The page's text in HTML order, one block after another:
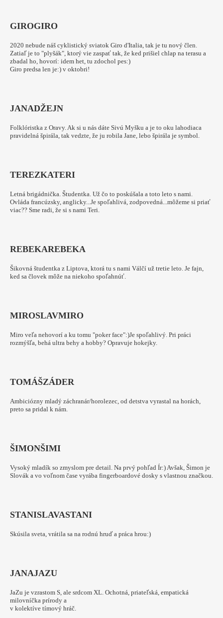
GIROGIRO
2020 nebude náš cyklistický sviatok Giro d'Italia, tak je tu nový člen.
Zatiaľ je to "plyšák", ktorý vie zaspať tak, že ked prišiel chlap na terasu a
zbadal ho, hovorí: idem het, tu zdochol pes:)
Giro predsa len je:) v oktobri!
JANADŽEJN
Folklóristka z Oravy. Ak si u nás dáte Sivú Myšku a je to oku lahodiaca
pravidelná špirála, tak vedzte, že ju robila Jane, lebo špirála je symbol.
TEREZKATERI
Letná brigádnička. Študentka. Už čo to poskúšala a toto leto s nami.
Ovláda francúzsky, anglicky...Je spoľahlivá, zodpovedná...môžeme si priať
viac?? Sme radi, že si s nami Teri.
REBEKAREBEKA
Šikovná študentka z Liptova, ktorá tu s nami Válčí už tretie leto. Je fajn,
ked sa človek môže na niekoho spoľahnúť.
MIROSLAVMIRO
Miro veľa nehovorí a ku tomu "poker face":)Je spoľahlivý. Pri práci
rozmýšľa, behá ultra behy a hobby? Opravuje hokejky.
TOMÁŠZÁDER
Ambiciózny mladý záchranár/horolezec, od detstva vyrastal na horách,
preto sa pridal k nám.
ŠIMONŠIMI
Vysoký mladík so zmyslom pre detail. Na prvý pohľad Ír:) Avšak, Šimon je
Slovák a vo voľnom čase vyrába fingerboardové dosky s vlastnou značkou.
STANISLAVASTANI
Skúsila sveta, vrátila sa na rodnú hruď a práca hrou:)
JANAJAZU
JaZu je vzrastom S, ale srdcom XL. Ochotná, priateľská, empatická
milovníčka prírody a
v kolektíve tímový hráč.